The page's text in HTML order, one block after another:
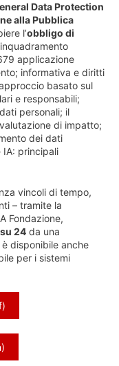
Data Protection
alla Pubblica
l’obbligo di
applicazione
informativa e diritti
basato sul
e responsabili;
personali; il
di impatto;
dei dati
IA: principali
vincoli di tempo,
– tramite la
Fondazione,
24 da una
disponibile anche
per i sistemi